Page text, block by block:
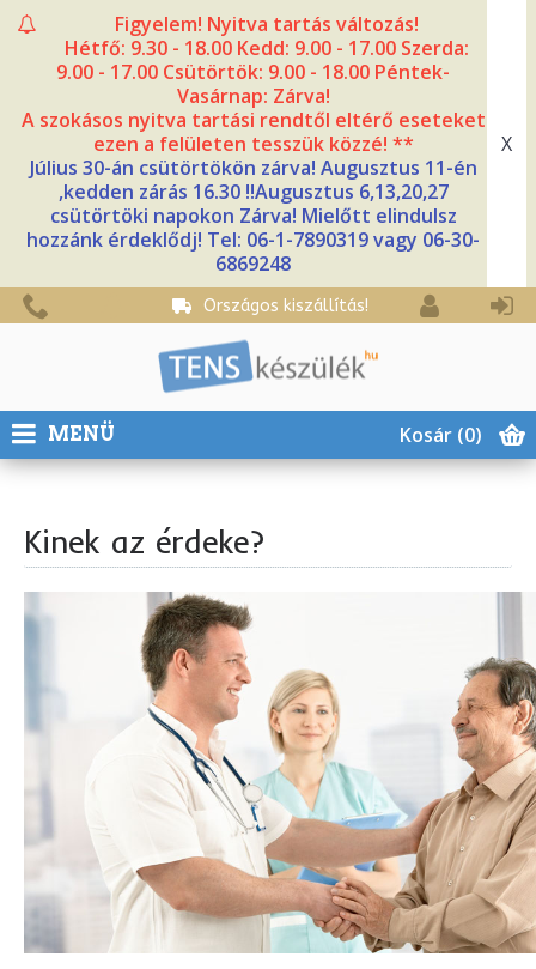
Figyelem! Nyitva tartás változás!
Hétfő: 9.30 - 18.00 Kedd: 9.00 - 17.00 Szerda:
9.00 - 17.00 Csütörtök: 9.00 - 18.00 Péntek-
Vasárnap: Zárva!
A szokásos nyitva tartási rendtől eltérő eseteket
ezen a felületen tesszük közzé! **
Július 30-án csütörtökön zárva! Augusztus 11-én
,kedden zárás 16.30 !!Augusztus 6,13,20,27
csütörtöki napokon Zárva! Mielőtt elindulsz
hozzánk érdeklődj! Tel: 06-1-7890319 vagy 06-30-
6869248
X
Országos kiszállítás!
Kosár (0)
MENÜ
Kinek az érdeke?